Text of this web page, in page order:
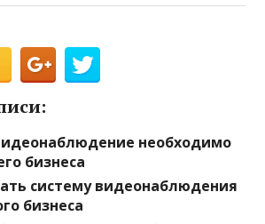
необходимо
бизнеса
систему видеонаблюдения
бизнеса